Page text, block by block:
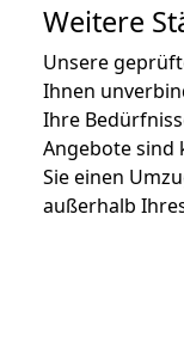
Weitere
Unsere
Ihnen
Ihre
Angebote sind
Sie einen
außerhalb